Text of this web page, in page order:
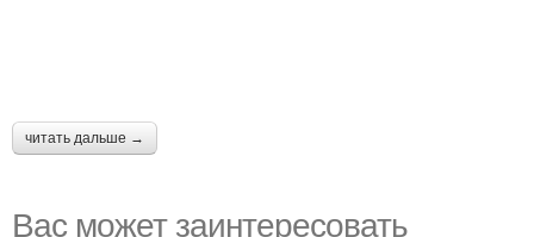
читать дальше →
Вас может заинтересовать